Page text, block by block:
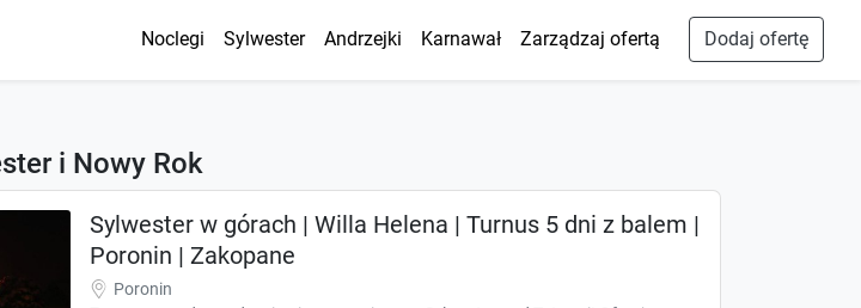
Noclegi Sylwester Andrzejki Karnawał Zarządzaj ofertą Dodaj ofertę
i Nowy Rok
Sylwester w górach | Willa Helena | Turnus 5 dni z balem |
Poronin | Zakopane
Poronin